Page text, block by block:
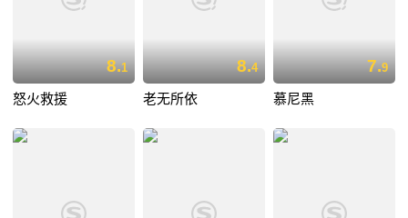
8.1
怒火救援
8.4
老无所依
7.9
慕尼黑